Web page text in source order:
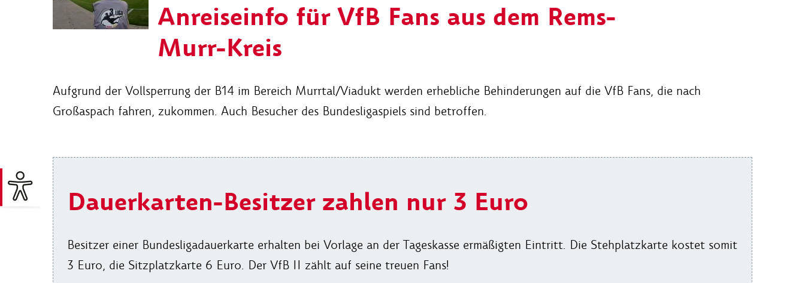
Anreiseinfo für VfB Fans aus dem Rems-
Murr-Kreis
Aufgrund der Vollsperrung der B14 im Bereich Murrtal/Viadukt werden erhebliche Behinderungen auf die VfB Fans, die nach
Großaspach fahren, zukommen. Auch Besucher des Bundesligaspiels sind betroffen.
Dauerkarten-Besitzer zahlen nur 3 Euro
Besitzer einer Bundesligadauerkarte erhalten bei Vorlage an der Tageskasse ermäßigten Eintritt. Die Stehplatzkarte kostet somit
3 Euro, die Sitzplatzkarte 6 Euro. Der VfB II zählt auf seine treuen Fans!